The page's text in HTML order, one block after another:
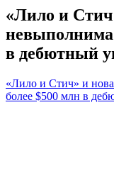
«Лило и
в дебютный
«Лило и Стич» и
более $500 млн в